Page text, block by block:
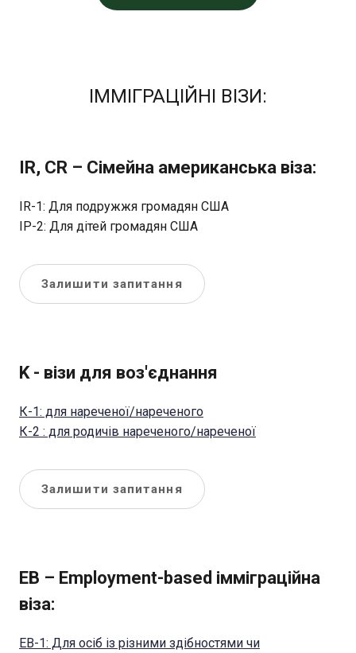
ІММІГРАЦІЙНІ ВІЗИ:
IR, CR – Сімейна американська віза:
IR-1: Для подружжя громадян США
ІР-2: Для дітей громадян США
Залишити запитання
K - візи для воз'єднання
К-1: для нареченої/нареченого
К-2 : для родичів нареченого/нареченої
Залишити запитання
EB – Employment-based імміграційна
віза:
EB-1: Для осіб із різними здібностями чи